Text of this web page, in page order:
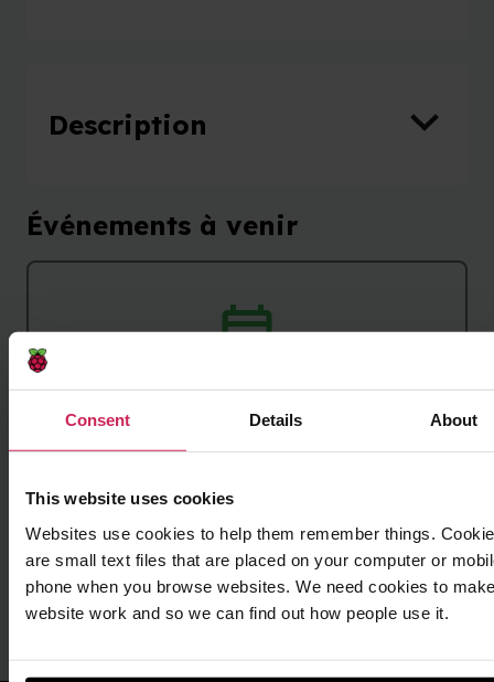
Consent Details About
This website uses cookies
Websites use cookies to help them remember things.
are small text files that are placed on your computer or
phone when you browse websites. We need cookies to
website work and so we can find out how people use it.
Description
Événements à venir
site web ou encourager les gens à y assister
brentwood.library@essex.gov.ukpour
connaître les événements à venir.